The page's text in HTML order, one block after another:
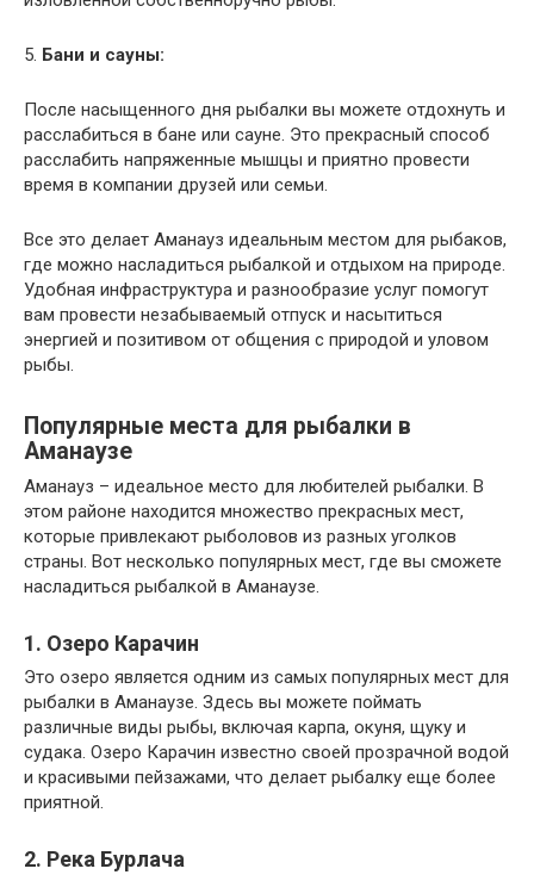
5. Бани и сауны:
После насыщенного дня рыбалки вы можете отдохнуть и
расслабиться в бане или сауне. Это прекрасный способ
расслабить напряженные мышцы и приятно провести
время в компании друзей или семьи.
Все это делает Аманауз идеальным местом для рыбаков,
где можно насладиться рыбалкой и отдыхом на природе.
Удобная инфраструктура и разнообразие услуг помогут
вам провести незабываемый отпуск и насытиться
энергией и позитивом от общения с природой и уловом
рыбы.
Популярные места для рыбалки в
Аманаузе
Аманауз – идеальное место для любителей рыбалки. В
этом районе находится множество прекрасных мест,
которые привлекают рыболовов из разных уголков
страны. Вот несколько популярных мест, где вы сможете
насладиться рыбалкой в Аманаузе.
1. Озеро Карачин
Это озеро является одним из самых популярных мест для
рыбалки в Аманаузе. Здесь вы можете поймать
различные виды рыбы, включая карпа, окуня, щуку и
судака. Озеро Карачин известно своей прозрачной водой
и красивыми пейзажами, что делает рыбалку еще более
приятной.
2. Река Бурлача